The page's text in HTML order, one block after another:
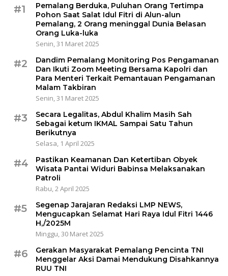
#1
Pemalang Berduka, Puluhan Orang Tertimpa
Pohon Saat Salat Idul Fitri di Alun-alun
Pemalang, 2 Orang meninggal Dunia Belasan
Orang Luka-luka
Senin, 31 Maret 2025
#2
Dandim Pemalang Monitoring Pos Pengamanan
Dan Ikuti Zoom Meeting Bersama Kapolri dan
Para Menteri Terkait Pemantauan Pengamanan
Malam Takbiran
Senin, 31 Maret 2025
#3
Secara Legalitas, Abdul Khalim Masih Sah
Sebagai ketum IKMAL Sampai Satu Tahun
Berikutnya
Selasa, 1 April 2025
#4
Pastikan Keamanan Dan Ketertiban Obyek
Wisata Pantai Widuri Babinsa Melaksanakan
Patroli
Rabu, 2 April 2025
#5
Segenap Jarajaran Redaksi LMP NEWS,
Mengucapkan Selamat Hari Raya Idul Fitri 1446
H,/2025M
Minggu, 30 Maret 2025
#6
Gerakan Masyarakat Pemalang Pencinta TNI
Menggelar Aksi Damai Mendukung Disahkannya
RUU TNI